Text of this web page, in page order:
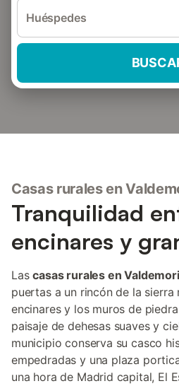
Huéspedes
Casas rurales en
Tranquilidad
encinares y
Lascasas rurales en
puertas a un rincón de la sierra
encinares y los muros de
paisaje de dehesas suaves y
municipio conserva su casco
empedradas y una plaza
una hora de Madrid capital, El